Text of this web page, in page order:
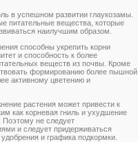
в успешном развитии глаукозамы.
питательные вещества, которые
наилучшим образом.
способны укрепить корни
и способность к более
веществ из почвы. Кроме
формированию более пышной
активному цветению и
растения может привести к
как корневая гниль и ухудшение
Поэтому не следует
и следует придерживаться
и графика подкормки.